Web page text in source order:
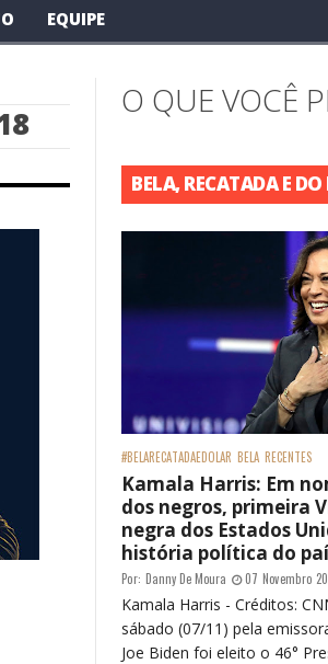
EQUIPE
O QUE VOCÊ
BELA, RECATADA E DO
#BELARECATADAEDOLAR BELA RECENTES
Kamala Harris: Em
dos negros, primeira
negra dos Estados
história política do
Por: Danny De Moura 07 Novembro
Kamala Harris - Créditos:
sábado (07/11) pela
Joe Biden foi eleito o 46°